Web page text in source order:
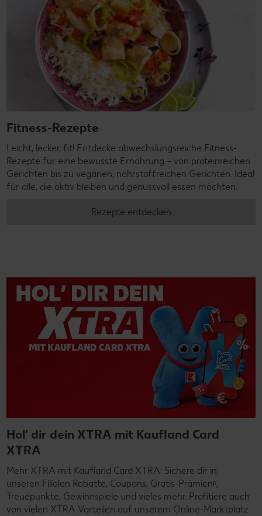
Fitness-Rezepte
Leicht, lecker, fit! Entdecke abwechslungsreiche Fitness-
Rezepte für eine bewusste Ernährung – von proteinreichen
Gerichten bis zu veganen, nährstoffreichen Gerichten. Ideal
für alle, die aktiv bleiben und genussvoll essen möchten.
Rezepte entdecken
Hol' dir dein XTRA mit Kaufland Card
XTRA
Mehr XTRA mit Kaufland Card XTRA: Sichere dir in
unseren Filialen Rabatte, Coupons, Gratis-Prämienᵖ,
Treuepunkte, Gewinnspiele und vieles mehr. Profitiere auch
von vielen XTRA Vorteilen auf unserem Online-Marktplatz